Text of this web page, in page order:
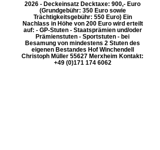
2026 - Deckeinsatz Decktaxe: 900,- Euro
(Grundgebühr: 350 Euro sowie
Trächtigkeitsgebühr: 550 Euro) Ein
Nachlass in Höhe von 200 Euro wird erteilt
auf: - GP-Stuten - Staatsprämien und/oder
Prämienstuten - Sportstuten - bei
Besamung von mindestens 2 Stuten des
eigenen Bestandes Hof Winchendell
Christoph Müller 55627 Merxheim Kontakt:
+49 (0)171 174 6062